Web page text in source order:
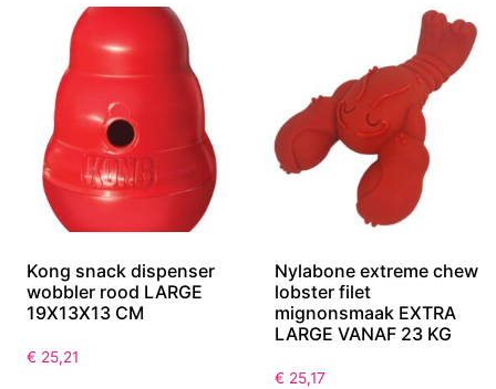
Kong snack dispenser
wobbler rood LARGE
19X13X13 CM
€ 25,21
Nylabone extreme chew
lobster filet
mignonsmaak EXTRA
LARGE VANAF 23 KG
€ 25,17